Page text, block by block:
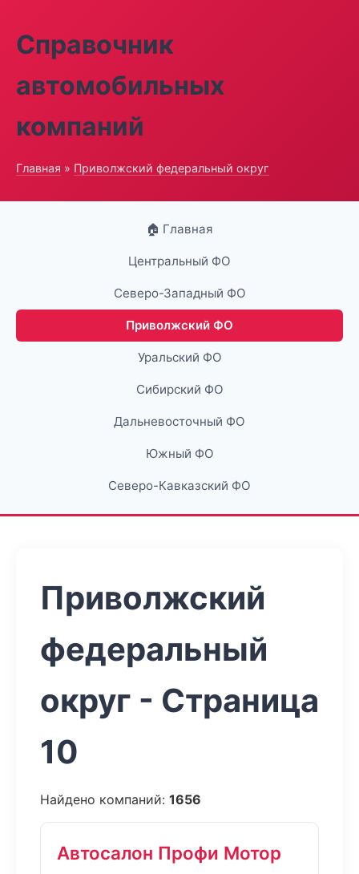
Справочник
автомобильных
компаний
Главная » Приволжский федеральный округ
🏠 Главная
Центральный ФО
Северо-Западный ФО
Приволжский ФО
Уральский ФО
Сибирский ФО
Дальневосточный ФО
Южный ФО
Северо-Кавказский ФО
Приволжский
федеральный
округ - Страница
10
Найдено компаний: 1656
Автосалон Профи Мотор